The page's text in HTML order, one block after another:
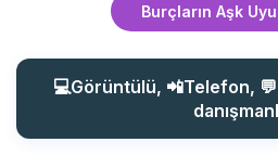
bir Akrep
ilgisini
kazanmak
gereken tüm
yazıda
mısınız?
Burçların Aşk
💻Görüntülü, 📲Telefon,